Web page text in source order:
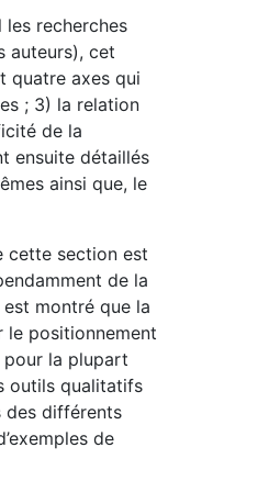
recherches
auteurs), cet
quatre axes qui
; 3) la relation
de la
ensuite détaillés
ainsi que, le
cette section est
de la
montré que la
positionnement
pour la plupart
outils qualitatifs
des différents
de